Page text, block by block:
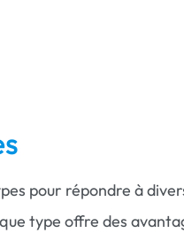
pour répondre à
type offre des